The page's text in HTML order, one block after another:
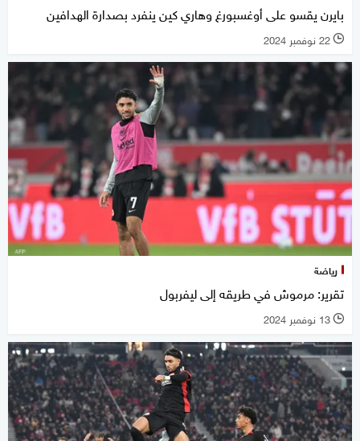
بايرن يقسو على أوغسبورغ وهاري كين ينفرد بصدارة الهدافين
l 22 نوفمبر 2024
رياضة
تقرير: مرموش في طريقه إلى ليفربول
l 13 نوفمبر 2024